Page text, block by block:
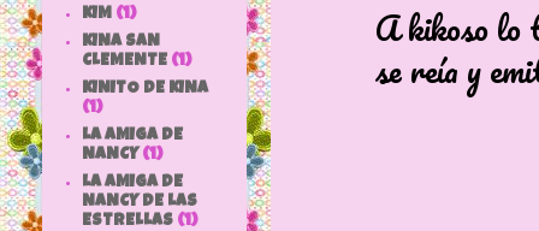
A kikoso lo
se reía y emitía
KIM (1)
KINA SAN
CLEMENTE (1)
KINITO DE KINA
(1)
LA AMIGA DE
NANCY (1)
LA AMIGA DE
NANCY DE LAS
ESTRELLAS (1)